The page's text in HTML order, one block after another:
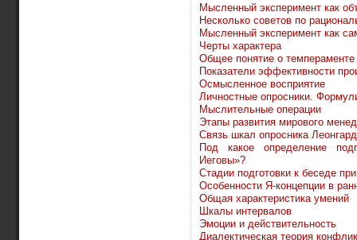
Мысленный эксперимент как
Несколько советов по
Мысленный эксперимент как
Черты характера
Общее понятие о темпераменте
Показатели эффективности
Осмысленное восприятие
Личностные опросники.
Мыслительные операции
Этапы развития мирового
Связь шкал опросника
Под какое определение
Иеговы»?
Стадии подготовки к беседе
Особенности Я-концепции в
Общая характеристика умений
Шкалы интервалов
Эмоции и действительность
Диалектическая теория